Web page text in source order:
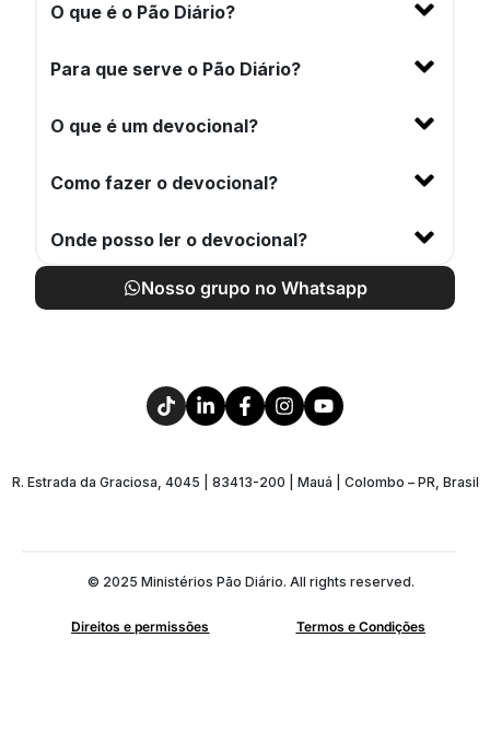
O que é o Pão Diário?
Para que serve o Pão Diário?
O que é um devocional?
Como fazer o devocional?
Onde posso ler o devocional?
Nosso grupo no Whatsapp
R. Estrada da Graciosa, 4045 | 83413-200 | Mauá | Colombo – PR, Brasil
© 2025 Ministérios Pão Diário. All rights reserved.
Direitos e permissões Termos e Condições